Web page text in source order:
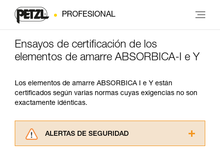
PROFESIONAL
Ensayos de certificación de los
elementos de amarre ABSORBICA-I e Y
Los elementos de amarre ABSORBICA I e Y están
certificados según varias normas cuyas exigencias no son
exactamente idénticas.
ALERTAS DE SEGURIDAD